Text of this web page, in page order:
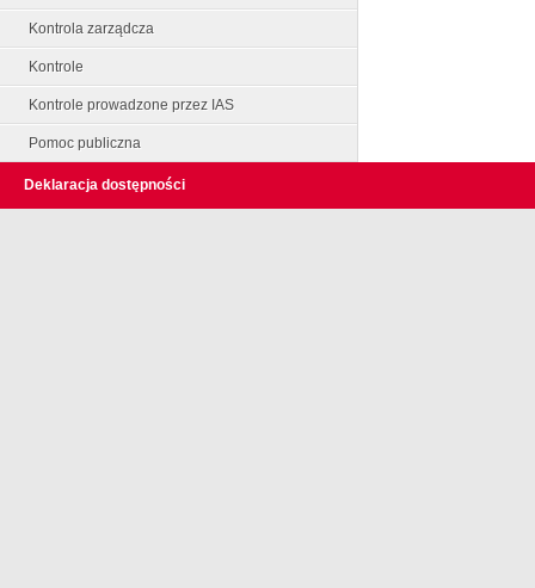
Kontrola zarządcza
Kontrole
Kontrole prowadzone przez IAS
Pomoc publiczna
Deklaracja dostępności